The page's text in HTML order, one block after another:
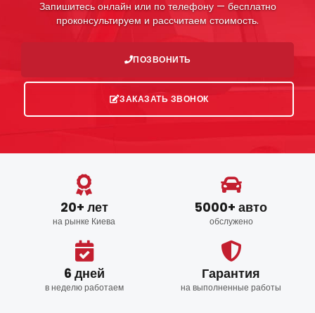
ОБУЧЕНИЕ
Запишитесь онлайн или по телефону — бесплатно
проконсультируем и рассчитаем стоимость.
ПОЗВОНИТЬ
ЗАКАЗАТЬ ЗВОНОК
20+ лет
на рынке Киева
5000+ авто
обслужено
6 дней
в неделю работаем
Гарантия
на выполненные работы